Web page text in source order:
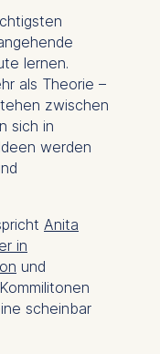
lernen.
als Theorie –
zwischen
sich in
werden
Anita
in
und
scheinbar